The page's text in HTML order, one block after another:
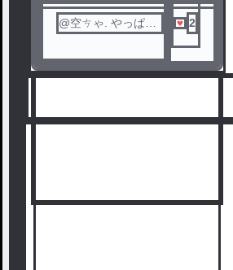
@空ㄘゃ. やっぱ今
2